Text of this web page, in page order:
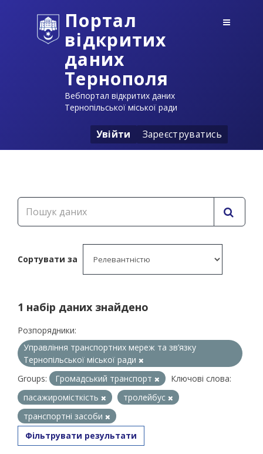
Портал
відкритих
даних
Тернополя
Вебпортал відкритих даних
Тернопільської міської ради
Увійти Зареєструватись
Сортувати за
1 набір даних знайдено
Розпорядники:
Управління транспортних мереж та зв’язку
Тернопільської міської ради
Groups:
Громадський транспорт
Ключові слова:
пасажиромісткість
тролейбус
транспортні засоби
Фільтрувати результати